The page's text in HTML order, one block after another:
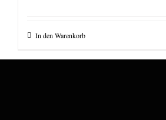
In den Warenkorb